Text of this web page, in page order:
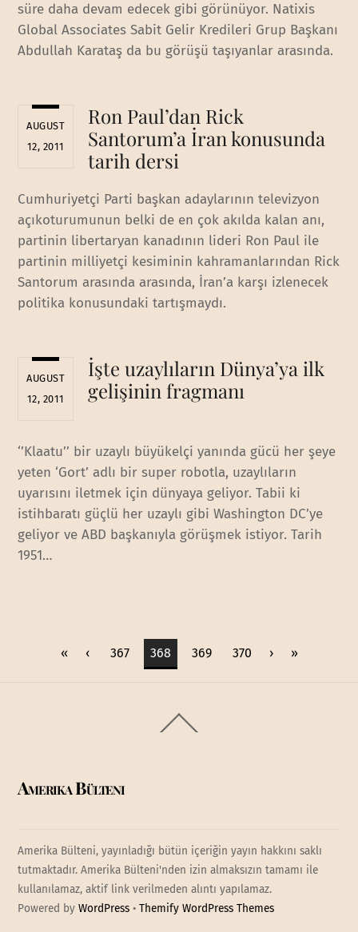
süre daha devam edecek gibi görünüyor. Natixis
Global Associates Sabit Gelir Kredileri Grup Başkanı
Abdullah Karataş da bu görüşü taşıyanlar arasında.
AUGUST
12, 2011
Ron Paul’dan Rick
Santorum’a İran konusunda
tarih dersi
Cumhuriyetçi Parti başkan adaylarının televizyon
açıkoturumunun belki de en çok akılda kalan anı,
partinin libertaryan kanadının lideri Ron Paul ile
partinin milliyetçi kesiminin kahramanlarından Rick
Santorum arasında arasında, İran’a karşı izlenecek
politika konusundaki tartışmaydı.
AUGUST
12, 2011
İşte uzaylıların Dünya’ya ilk
gelişinin fragmanı
‘’Klaatu’’ bir uzaylı büyükelçi yanında gücü her şeye
yeten ‘Gort’ adlı bir super robotla, uzaylıların
uyarısını iletmek için dünyaya geliyor. Tabii ki
istihbaratı güçlü her uzaylı gibi Washington DC’ye
geliyor ve ABD başkanıyla görüşmek istiyor. Tarih
1951…
« ‹ 367 368 369 370 › »
To
Amerika Bülteni
Amerika Bülteni, yayınladığı bütün içeriğin yayın hakkını saklı
tutmaktadır. Amerika Bülteni'nden izin almaksızın tamamı ile
kullanılamaz, aktif link verilmeden alıntı yapılamaz.
Powered byWordPress •Themify WordPress Themes